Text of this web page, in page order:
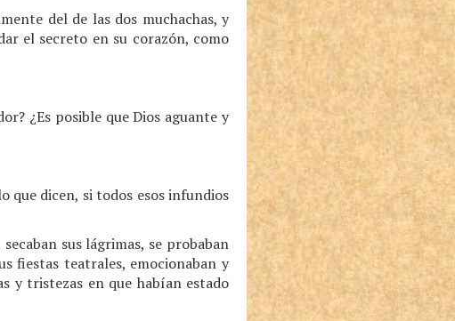
del de las dos muchachas, y
el secreto en su corazón, como
¿Es posible que Dios aguante y
que dicen, si todos esos infundios
sus lágrimas, se probaban
fiestas teatrales, emocionaban y
y tristezas en que habían estado